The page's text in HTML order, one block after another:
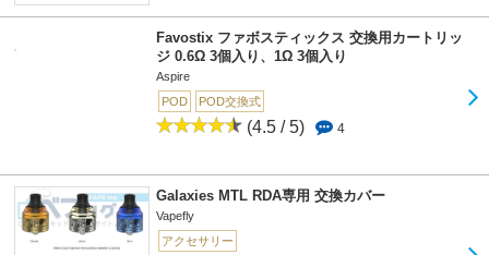
Favostix ファボスティックス 交換用カートリッ
ジ 0.6Ω 3個入り、1Ω 3個入り
Aspire
POD
POD交換式
(4.5 / 5) 4
Galaxies MTL RDA専用 交換カバー
Vapefly
アクセサリー